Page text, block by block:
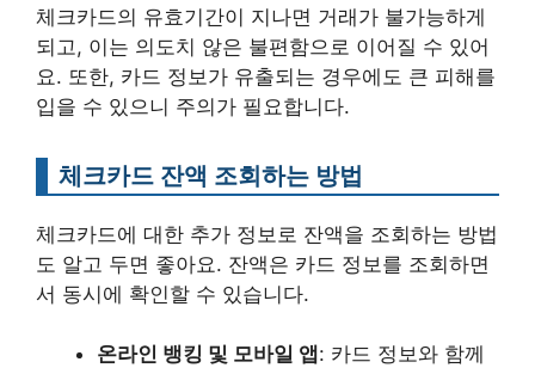
체크카드의 유효기간이 지나면 거래가 불가능하게
되고, 이는 의도치 않은 불편함으로 이어질 수 있어
요. 또한, 카드 정보가 유출되는 경우에도 큰 피해를
입을 수 있으니 주의가 필요합니다.
체크카드 잔액 조회하는 방법
체크카드에 대한 추가 정보로 잔액을 조회하는 방법
도 알고 두면 좋아요. 잔액은 카드 정보를 조회하면
서 동시에 확인할 수 있습니다.
온라인 뱅킹 및 모바일 앱 : 카드 정보와 함께